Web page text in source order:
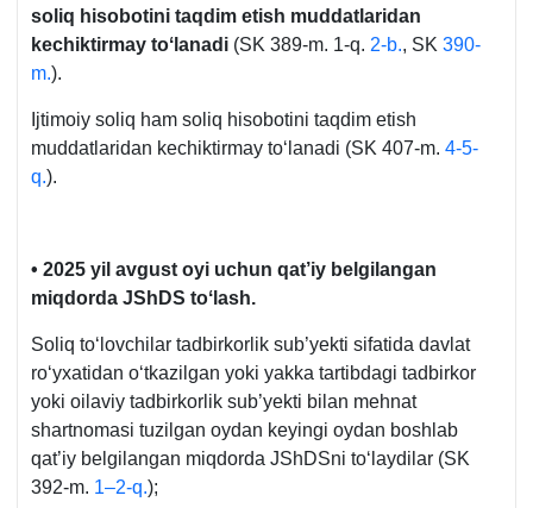
soliq hisobotini taqdim etish muddatlaridan
kechiktirmay toʻlanadi (SK 389-m. 1-q. 2-b., SK 390-
m.).
Ijtimoiy soliq ham soliq hisobotini taqdim etish
muddatlaridan kechiktirmay toʻlanadi (SK 407-m. 4-5-
q.).
• 2025 yil avgust oyi uchun qat’iy belgilangan
miqdorda JShDS toʻlash.
Soliq toʻlovchilar tadbirkorlik sub’yekti sifatida davlat
roʻyхatidan oʻtkazilgan yoki yakka tartibdagi tadbirkor
yoki oilaviy tadbirkorlik sub’yekti bilan mehnat
shartnomasi tuzilgan oydan keyingi oydan boshlab
qat’iy belgilangan miqdorda JShDSni toʻlaydilar (SK
392-m. 1–2-q.);